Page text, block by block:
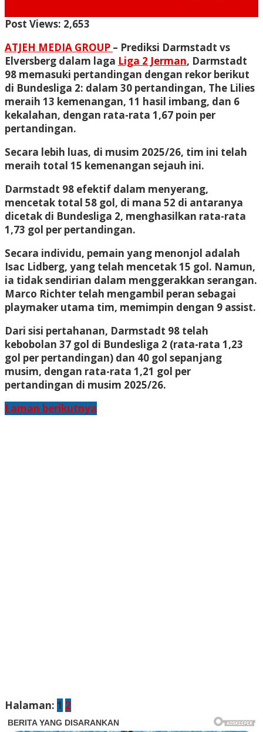
Post Views: 2,653
ATJEH MEDIA GROUP – Prediksi Darmstadt vs
Elversberg dalam laga Liga 2 Jerman, Darmstadt
98 memasuki pertandingan dengan rekor berikut
di Bundesliga 2: dalam 30 pertandingan, The Lilies
meraih 13 kemenangan, 11 hasil imbang, dan 6
kekalahan, dengan rata-rata 1,67 poin per
pertandingan.
Secara lebih luas, di musim 2025/26, tim ini telah
meraih total 15 kemenangan sejauh ini.
Darmstadt 98 efektif dalam menyerang,
mencetak total 58 gol, di mana 52 di antaranya
dicetak di Bundesliga 2, menghasilkan rata-rata
1,73 gol per pertandingan.
Secara individu, pemain yang menonjol adalah
Isac Lidberg, yang telah mencetak 15 gol. Namun,
ia tidak sendirian dalam menggerakkan serangan.
Marco Richter telah mengambil peran sebagai
playmaker utama tim, memimpin dengan 9 assist.
Dari sisi pertahanan, Darmstadt 98 telah
kebobolan 37 gol di Bundesliga 2 (rata-rata 1,23
gol per pertandingan) dan 40 gol sepanjang
musim, dengan rata-rata 1,21 gol per
pertandingan di musim 2025/26.
Laman berikutnya
Halaman: 1 2